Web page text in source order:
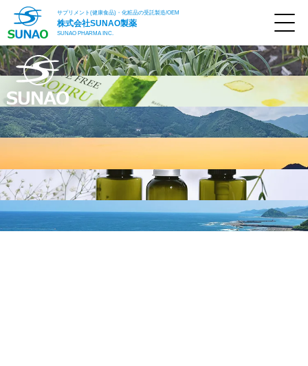
株式会社SUNAO製薬
サプリメント(健康食品)・化粧品の受託製造/OEM
SUNAO PHARMA INC.